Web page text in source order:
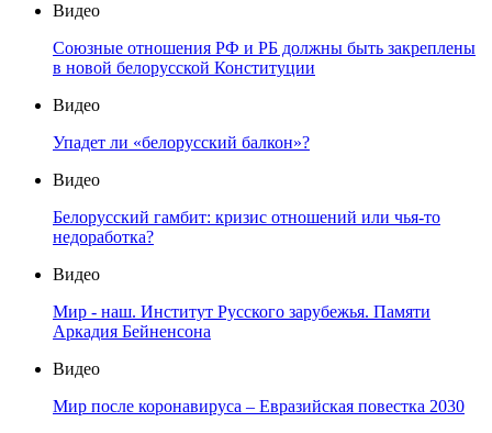
Видео
Союзные отношения РФ и РБ должны быть закреплены
в новой белорусской Конституции
Видео
Упадет ли «белорусский балкон»?
Видео
Белорусский гамбит: кризис отношений или чья-то
недоработка?
Видео
Мир - наш. Институт Русского зарубежья. Памяти
Аркадия Бейненсона
Видео
Мир после коронавируса – Евразийская повестка 2030